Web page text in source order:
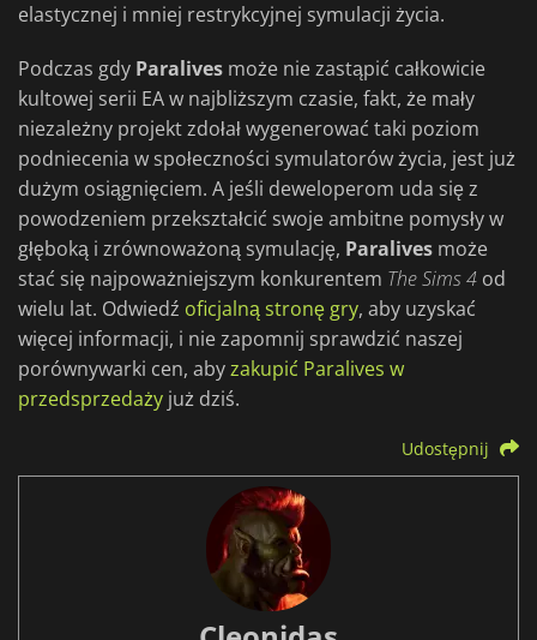
elastycznej i mniej restrykcyjnej symulacji życia.
Podczas gdy Paralives może nie zastąpić całkowicie
kultowej serii EA w najbliższym czasie, fakt, że mały
niezależny projekt zdołał wygenerować taki poziom
podniecenia w społeczności symulatorów życia, jest już
dużym osiągnięciem. A jeśli deweloperom uda się z
powodzeniem przekształcić swoje ambitne pomysły w
głęboką i zrównoważoną symulację, Paralives może
stać się najpoważniejszym konkurentem The Sims 4 od
wielu lat. Odwiedź oficjalną stronę gry, aby uzyskać
więcej informacji, i nie zapomnij sprawdzić naszej
porównywarki cen, abyzakupić Paralives w
przedsprzedaży już dziś.
Udostępnij